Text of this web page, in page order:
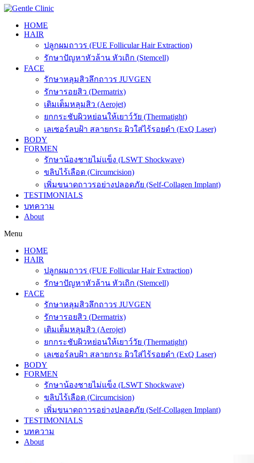
Skip
contentHOME
HAIR
ปลูกผมถาวร (FUE Follicular Hair Extraction)
รักษาปัญหาหัวล้าน หัวเถิก (Stemcell)
FACE
รักษาหลุมสิวลึกถาวร JUVGEN
รักษารอยสิว (Dermatrix)
เติมเต็มหลุมสิว (Aerojet)
ยกกระชับผิวหย่อนให้เยาว์วัย (Thermatight)
เลเซอร์ลบฝ้า สลายกระ ผิวใส่ไร้รอยดำ (ExQ Laser)
BODY
FORMEN
รักษาน้องชายไม่แข็ง (LSWT Shockwave)
ขลิบไร้เลือด (Circumcision)
เพิ่มขนาดถาวรอย่างปลอดภัย (Self-Collagen Implant)
TESTIMONIALS
บทความ
About
Menu
HOME
HAIR
ปลูกผมถาวร (FUE Follicular Hair Extraction)
รักษาปัญหาหัวล้าน หัวเถิก (Stemcell)
FACE
รักษาหลุมสิวลึกถาวร JUVGEN
รักษารอยสิว (Dermatrix)
เติมเต็มหลุมสิว (Aerojet)
ยกกระชับผิวหย่อนให้เยาว์วัย (Thermatight)
เลเซอร์ลบฝ้า สลายกระ ผิวใส่ไร้รอยดำ (ExQ Laser)
BODY
FORMEN
รักษาน้องชายไม่แข็ง (LSWT Shockwave)
ขลิบไร้เลือด (Circumcision)
เพิ่มขนาดถาวรอย่างปลอดภัย (Self-Collagen Implant)
TESTIMONIALS
บทความ
About